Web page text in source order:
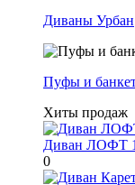
Диваны Урбан
Пуфы и
Хиты продаж
Диван ЛОФТ
0